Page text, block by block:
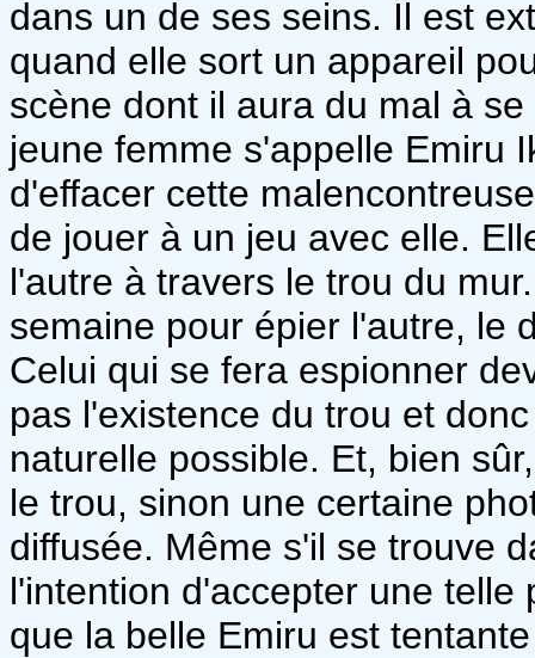
dans un de ses seins. Il est
quand elle sort un appareil
scène dont il aura du mal à
jeune femme s'appelle Emiru
d'effacer cette
de jouer à un jeu avec elle.
l'autre à travers le trou du
semaine pour épier l'autre, le
Celui qui se fera espionner
pas l'existence du trou et
naturelle possible. Et, bien
le trou, sinon une certaine
diffusée. Même s'il se trouve
l'intention d'accepter une
que la belle Emiru est